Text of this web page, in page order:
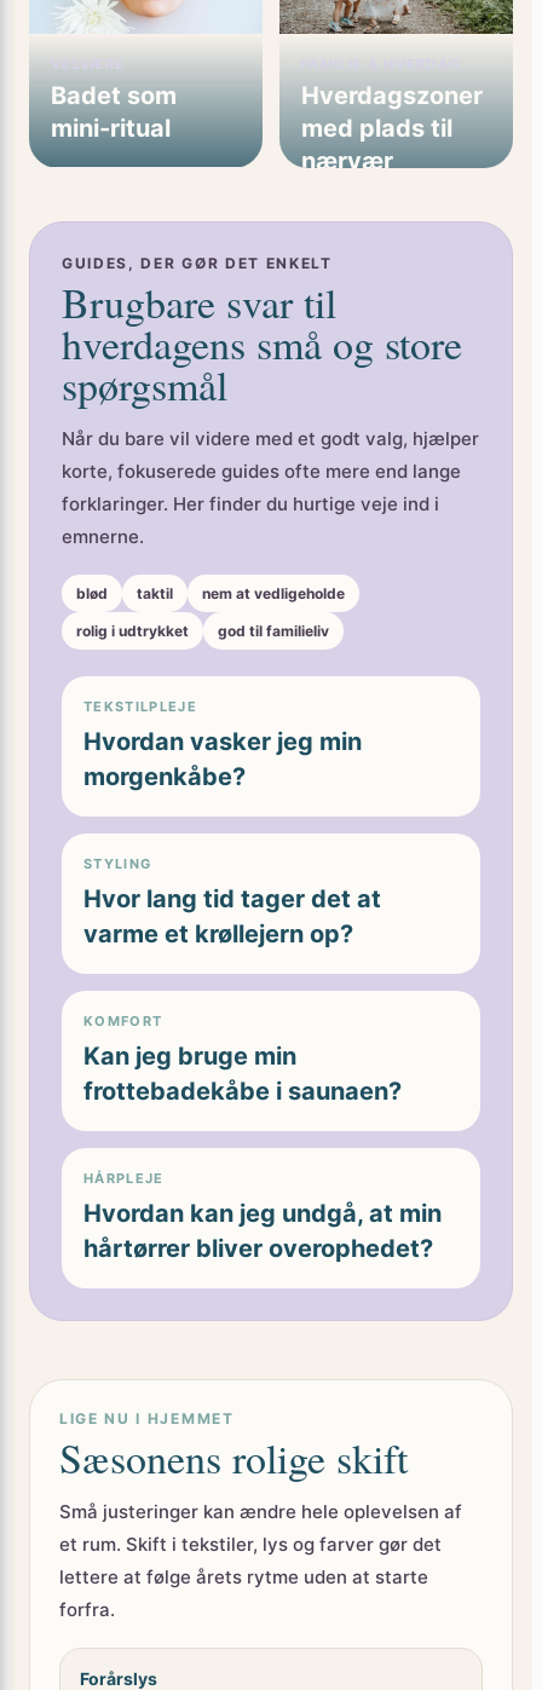
Badet som
mini-ritual
Hverdagszoner
med plads til
nærvær
Brugbare svar til
hverdagens små og store
spørgsmål
korte, fokuserede guides ofte mere end lange
forklaringer. Her finder du hurtige veje ind i
emnerne.
blød taktil nem at vedligeholde
rolig i udtrykket
Hvordan vasker jeg min
morgenkåbe?
Hvor lang tid tager det at
varme et krøllejern op?
Kan jeg bruge min
frottebadekåbe i saunaen?
Hvordan kan jeg undgå, at min
hårtørrer bliver overophedet?
Sæsonens rolige skift
et rum. Skift i tekstiler, lys og farver gør det
lettere at følge årets rytme uden at starte
forfra.